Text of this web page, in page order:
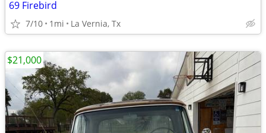
69 Firebird
7/10 1mi La Vernia, Tx
$21,000